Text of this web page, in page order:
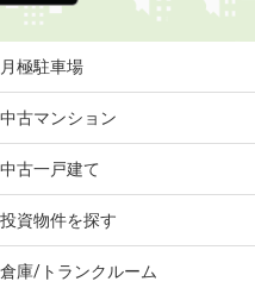
月極駐車場
中古マンション
中古一戸建て
投資物件を探す
倉庫/トランクルーム